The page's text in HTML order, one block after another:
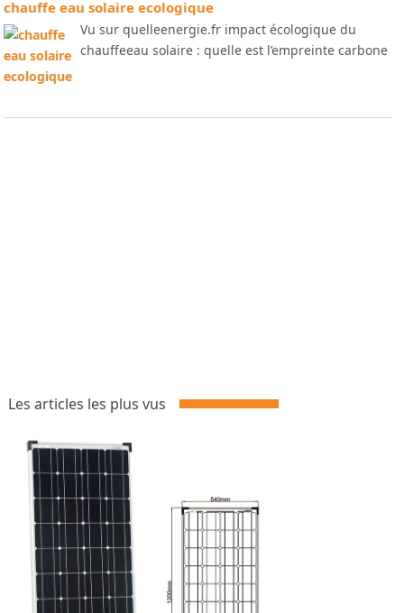
chauffe eau solaire ecologique
Vu sur quelleenergie.fr impact écologique du
chauffeeau solaire : quelle est l’empreinte carbone
Les articles les plus vus